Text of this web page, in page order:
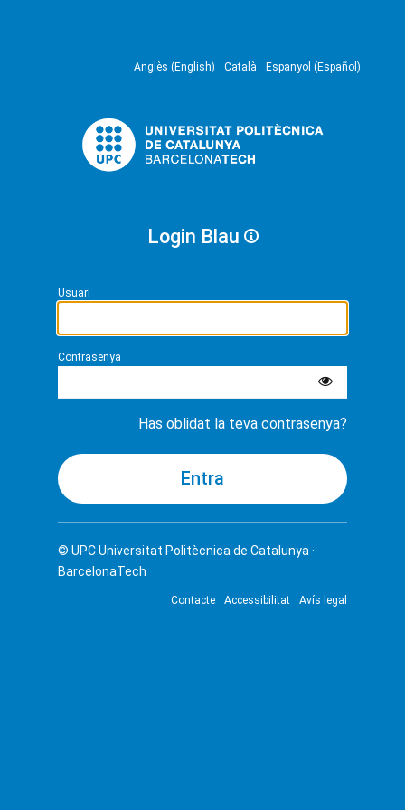
Anglès (English) Català Espanyol (Español)
Login Blau
Usuari
Contrasenya
Has oblidat la teva contrasenya?
© UPCUniversitat Politècnica de Catalunya ·
BarcelonaTech
Contacte Accessibilitat Avís legal